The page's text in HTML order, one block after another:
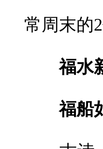
常周末的2
福水
福船如